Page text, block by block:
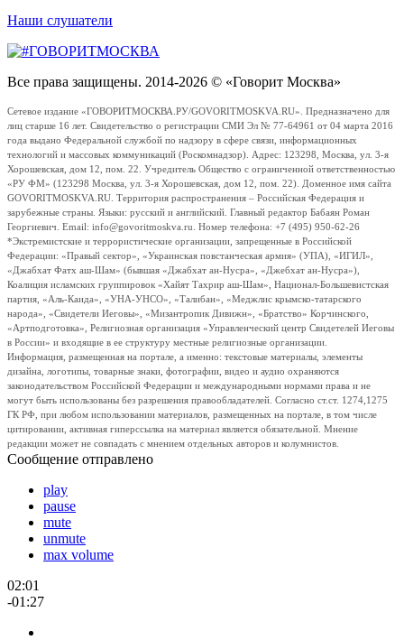
Наши слушатели
Все права защищены. 2014-2026 © «Говорит Москва»
Сетевое издание «ГОВОРИТМОСКВА.РУ/GOVORITMOSKVA.RU». Предназначено для
лиц старше 16 лет. Свидетельство о регистрации СМИ Эл № 77-64961 от 04 марта 2016
года выдано Федеральной службой по надзору в сфере связи, информационных
технологий и массовых коммуникаций (Роскомнадзор). Адрес: 123298, Москва, ул. 3-я
Хорошевская, дом 12, пом. 22. Учредитель Общество с ограниченной ответственностью
«РУ ФМ» (123298 Москва, ул. 3-я Хорошевская, дом 12, пом. 22). Доменное имя сайта
GOVORITMOSKVA.RU. Территория распространения – Российская Федерация и
зарубежные страны. Языки: русский и английский. Главный редактор Бабаян Роман
Георгиевич. Email: info@govoritmoskva.ru. Номер телефона: +7 (495) 950-62-26
*Экстремистские и террористические организации, запрещенные в Российской
Федерации: «Правый сектор», «Украинская повстанческая армия» (УПА), «ИГИЛ»,
«Джабхат Фатх аш-Шам» (бывшая «Джабхат ан-Нусра», «Джебхат ан-Нусра»),
Коалиция исламских группировок «Хайят Тахрир аш-Шам», Национал-Большевистская
партия, «Аль-Каида», «УНА-УНСО», «Талибан», «Меджлис крымско-татарского
народа», «Свидетели Иеговы», «Мизантропик Дивижн», «Братство» Корчинского,
«Артподготовка», Религиозная организация «Управленческий центр Свидетелей Иеговы
в России» и входящие в ее структуру местные религиозные организации.
Информация, размещенная на портале, а именно: текстовые материалы, элементы
дизайна, логотипы, товарные знаки, фотографии, видео и аудио охраняются
законодательством Российской Федерации и международными нормами права и не
могут быть использованы без разрешения правообладателей. Согласно ст.ст. 1274,1275
ГК РФ, при любом использовании материалов, размещенных на портале, в том числе
цитировании, активная гиперссылка на материал является обязательной. Мнение
редакции может не совпадать с мнением отдельных авторов и колумнистов.
Сообщение отправлено
play
pause
mute
unmute
max volume
02:01
-01:27